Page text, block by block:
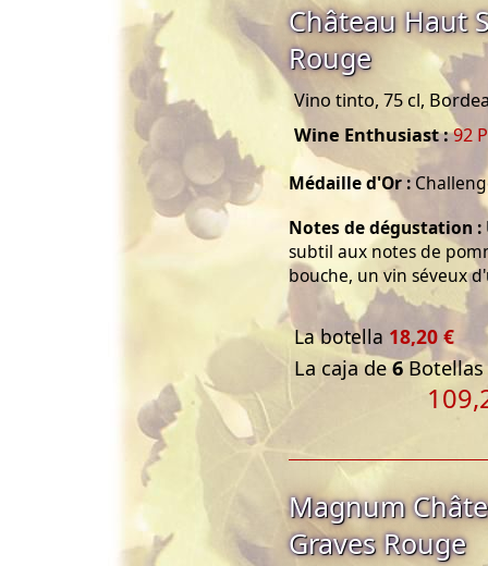
Château Haut
Rouge
Vino tinto, 75 cl,
Wine Enthusiast :92
Médaille d'Or :
Notes de dégustation :
subtil aux notes de
bouche, un vin séveux
La botella 18,20 €
La caja de6Botellas
Magnum
Graves Rouge